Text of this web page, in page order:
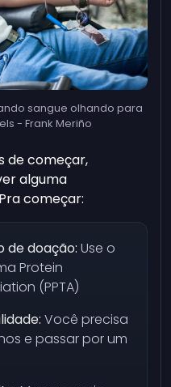
sangue olhando para
- Frank Meriño
de começar,
alguma
começar:
de doação: Use o
Protein
(PPTA)
Você precisa
e passar por um